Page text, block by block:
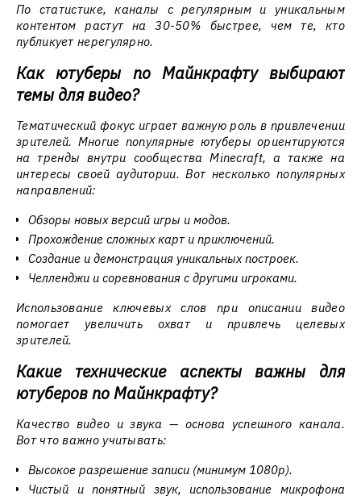
По статистике, каналы с регулярным и уникальным
контентом растут на 30-50% быстрее, чем те, кто
публикует нерегулярно.
Как ютуберы по Майнкрафту выбирают
темы для видео?
Тематический фокус играет важную роль в привлечении
зрителей. Многие популярные ютуберы ориентируются
на тренды внутри сообщества Minecraft, а также на
интересы своей аудитории. Вот несколько популярных
направлений:
Обзоры новых версий игры и модов.
Прохождение сложных карт и приключений.
Создание и демонстрация уникальных построек.
Челленджи и соревнования с другими игроками.
Использование ключевых слов при описании видео
помогает увеличить охват и привлечь целевых
зрителей.
Какие технические аспекты важны для
ютуберов по Майнкрафту?
Качество видео и звука — основа успешного канала.
Вот что важно учитывать:
Высокое разрешение записи (минимум 1080p).
Чистый и понятный звук, использование микрофона